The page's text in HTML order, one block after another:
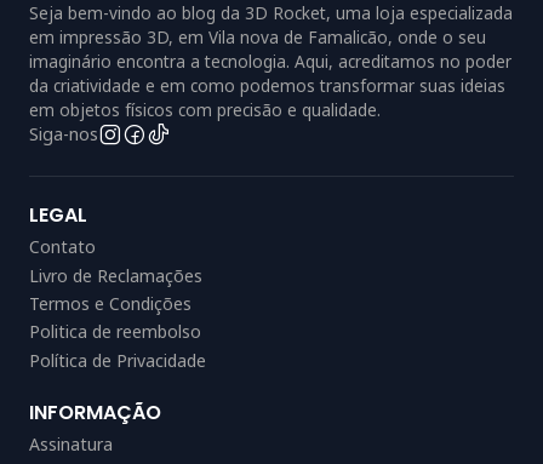
Seja bem-vindo ao blog da 3D Rocket, uma loja especializada
em impressão 3D, em Vila nova de Famalicão, onde o seu
imaginário encontra a tecnologia. Aqui, acreditamos no poder
da criatividade e em como podemos transformar suas ideias
em objetos físicos com precisão e qualidade.
Siga-nos
LEGAL
Contato
Livro de Reclamações
Termos e Condições
Politica de reembolso
Política de Privacidade
INFORMAÇÃO
Assinatura